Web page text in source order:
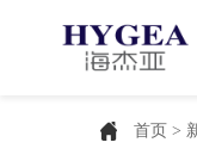
首页 >